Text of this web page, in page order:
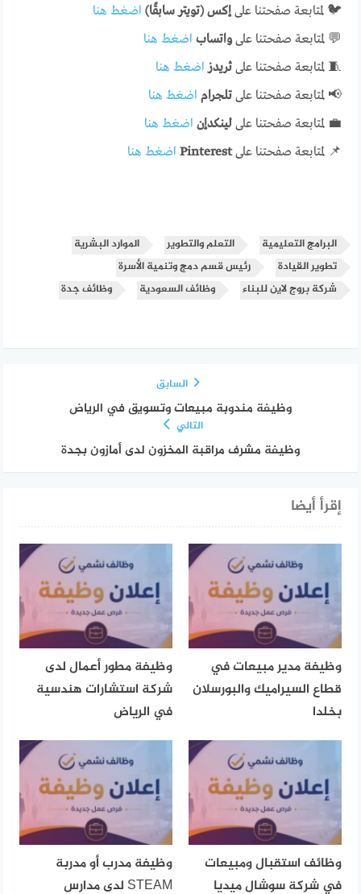
🐦 لمتابعة صفحتنا علىإكس (تويتر سابقًا) اضغط هنا
💬 لمتابعة صفحتنا علىواتساب اضغط هنا
🧵 لمتابعة صفحتنا علىثريدز اضغط هنا
📢 لمتابعة صفحتنا علىتلجرام اضغط هنا
💼 لمتابعة صفحتنا علىلينكدإن اضغط هنا
📌 لمتابعة صفحتنا علىPinterest اضغط هنا
البرامج التعليمية التعلم والتطوير
الموارد البشرية
تطوير القيادة
رئيس قسم دمج وتنمية الأسرة
شركة بروج لاين للبناء
وظائف السعودية وظائف جدة
السابق
وظيفة مندوبة مبيعات وتسويق في الرياض
التالي
وظيفة مشرف مراقبة المخزون لدى أمازون بجدة
إقرأ أيضا
وظيفة مدير مبيعات في
قطاع السيراميك والبورسلان
بخلدا
وظيفة مطور أعمال لدى
شركة استشارات هندسية
في الرياض
وظائف استقبال ومبيعات
في شركة سوشال ميديا
وظيفة مدرب أو مدربة
STEAM لدى مدارس